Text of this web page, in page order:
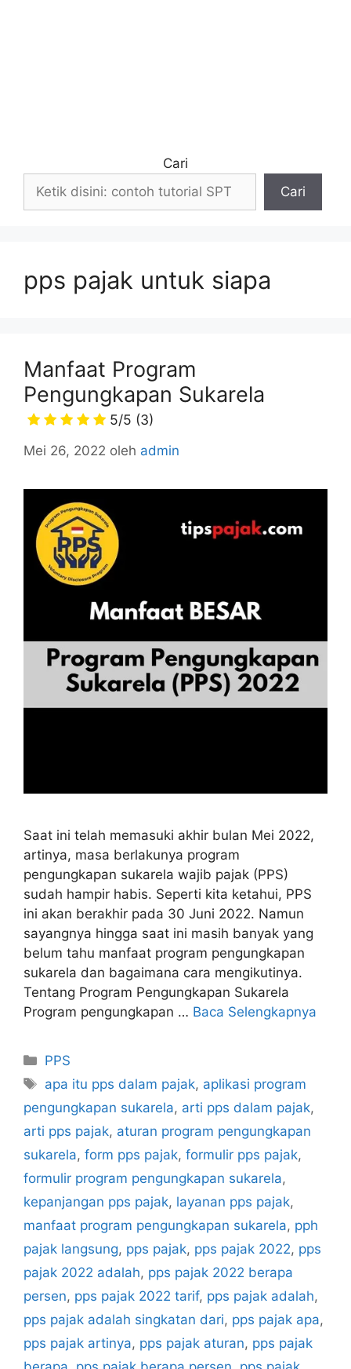
Cari
Cari
pps pajak untuk siapa
Manfaat Program
Pengungkapan Sukarela
5/5 (3)
Mei 26, 2022 oleh admin
Saat ini telah memasuki akhir bulan Mei 2022,
artinya, masa berlakunya program
pengungkapan sukarela wajib pajak (PPS)
sudah hampir habis. Seperti kita ketahui, PPS
ini akan berakhir pada 30 Juni 2022. Namun
sayangnya hingga saat ini masih banyak yang
belum tahu manfaat program pengungkapan
sukarela dan bagaimana cara mengikutinya.
Tentang Program Pengungkapan Sukarela
Program pengungkapan … Baca Selengkapnya
Kategori
PPS
Tag
apa itu pps dalam pajak, aplikasi program
pengungkapan sukarela, arti pps dalam pajak,
arti pps pajak, aturan program pengungkapan
sukarela, form pps pajak, formulir pps pajak,
formulir program pengungkapan sukarela,
kepanjangan pps pajak, layanan pps pajak,
manfaat program pengungkapan sukarela, pph
pajak langsung, pps pajak, pps pajak 2022, pps
pajak 2022 adalah, pps pajak 2022 berapa
persen, pps pajak 2022 tarif, pps pajak adalah,
pps pajak adalah singkatan dari, pps pajak apa,
pps pajak artinya, pps pajak aturan, pps pajak